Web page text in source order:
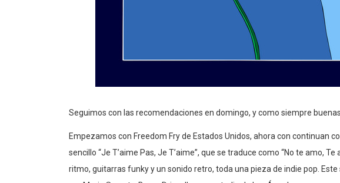
Seguimos con las recomendaciones en domingo, y como siempre
Empezamos con Freedom Fry de Estados Unidos, ahora con continuan
sencillo “Je T’aime Pas, Je T’aime”, que se traduce como “No te amo,
ritmo, guitarras funky y un sonido retro, toda una pieza de indie pop.